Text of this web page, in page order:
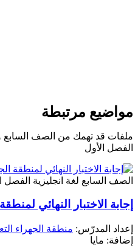
مواضيع مرتبطة
ملفات قد تهمك من الصف السابع
الفصل الأول
الصف السابع لغة انجليزية الفصل
إجابة الاختبار النهائي
إعداد المدرّس: منطقة الجهراء
إضافة: مايا